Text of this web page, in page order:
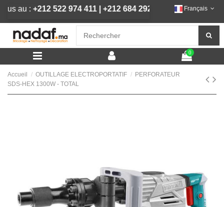
nous au :+212 522 974 411 |+212 684 292 444 Français
0
Accueil OUTILLAGE ELECTROPORTATIF
PERFORATEUR
SDS-HEX 1300W - TOTAL